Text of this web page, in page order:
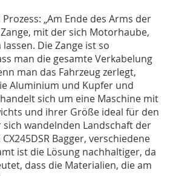
„Am Ende des Arms der
mit der sich Motorhaube,
Die Zange ist so
man die gesamte Verkabelung
man das Fahrzeug zerlegt,
Aluminium und Kupfer und
sich um eine Maschine mit
und ihrer Größe ideal für den
wandelnden Landschaft der
Bagger, verschiedene
ist die Lösung nachhaltiger, da
dass die Materialien, die am